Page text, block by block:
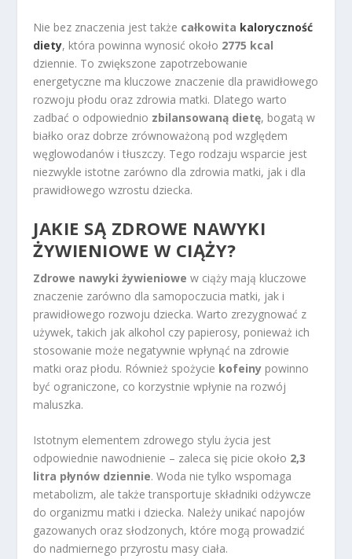
Nie bez znaczenia jest także całkowita kaloryczność
diety, która powinna wynosić około 2775 kcal
dziennie. To zwiększone zapotrzebowanie
energetyczne ma kluczowe znaczenie dla prawidłowego
rozwoju płodu oraz zdrowia matki. Dlatego warto
zadbać o odpowiednio zbilansowaną dietę, bogatą w
białko oraz dobrze zrównoważoną pod względem
węglowodanów i tłuszczy. Tego rodzaju wsparcie jest
niezwykle istotne zarówno dla zdrowia matki, jak i dla
prawidłowego wzrostu dziecka.
JAKIE SĄ ZDROWE NAWYKI
ŻYWIENIOWE W CIĄŻY?
Zdrowe nawyki żywieniowe w ciąży mają kluczowe
znaczenie zarówno dla samopoczucia matki, jak i
prawidłowego rozwoju dziecka. Warto zrezygnować z
używek, takich jak alkohol czy papierosy, ponieważ ich
stosowanie może negatywnie wpłynąć na zdrowie
matki oraz płodu. Również spożycie kofeiny powinno
być ograniczone, co korzystnie wpłynie na rozwój
maluszka.
Istotnym elementem zdrowego stylu życia jest
odpowiednie nawodnienie – zaleca się picie około 2,3
litra płynów dziennie. Woda nie tylko wspomaga
metabolizm, ale także transportuje składniki odżywcze
do organizmu matki i dziecka. Należy unikać napojów
gazowanych oraz słodzonych, które mogą prowadzić
do nadmiernego przyrostu masy ciała.